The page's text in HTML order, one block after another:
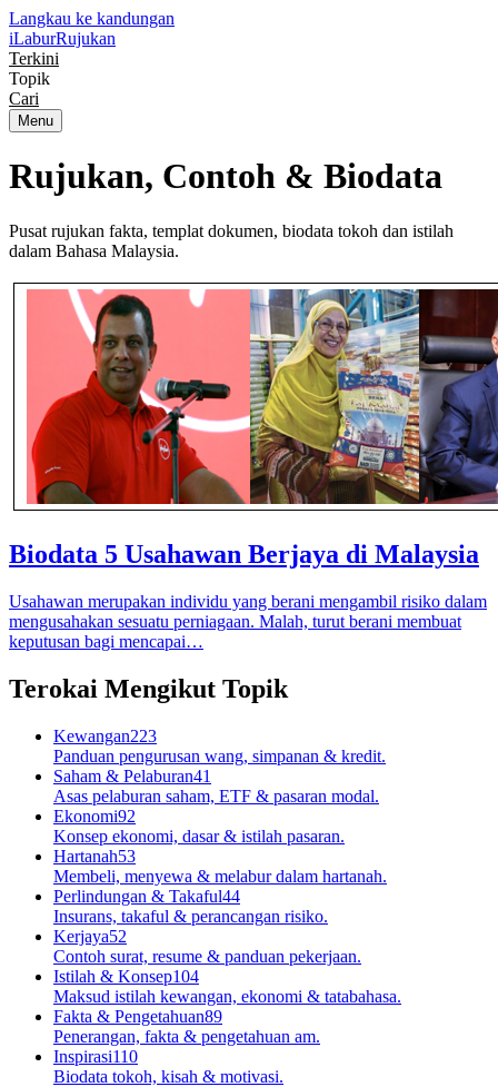
Langkau ke kandungan
iLaburRujukan
Terkini
Topik
Cari
Menu
Rujukan, Contoh & Biodata
Pusat rujukan fakta, templat dokumen, biodata tokoh dan istilah
dalam Bahasa Malaysia.
Biodata 5 Usahawan Berjaya di Malaysia
Usahawan merupakan individu yang berani mengambil risiko dalam
mengusahakan sesuatu perniagaan. Malah, turut berani membuat
keputusan bagi mencapai…
Terokai Mengikut Topik
Kewangan223
Panduan pengurusan wang, simpanan & kredit.
Saham & Pelaburan41
Asas pelaburan saham, ETF & pasaran modal.
Ekonomi92
Konsep ekonomi, dasar & istilah pasaran.
Hartanah53
Membeli, menyewa & melabur dalam hartanah.
Perlindungan & Takaful44
Insurans, takaful & perancangan risiko.
Kerjaya52
Contoh surat, resume & panduan pekerjaan.
Istilah & Konsep104
Maksud istilah kewangan, ekonomi & tatabahasa.
Fakta & Pengetahuan89
Penerangan, fakta & pengetahuan am.
Inspirasi110
Biodata tokoh, kisah & motivasi.